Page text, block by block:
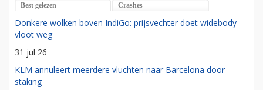
Best gelezen Crashes
Donkere wolken boven IndiGo: prijsvechter doet widebody-
vloot weg
31 jul 26
KLM annuleert meerdere vluchten naar Barcelona door
staking